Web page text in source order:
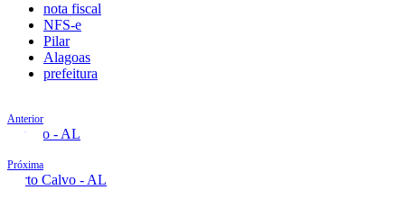
nota fiscal
NFS-e
Pilar
Alagoas
prefeitura
Anterior
Penedo - AL
Próxima
Porto Calvo - AL